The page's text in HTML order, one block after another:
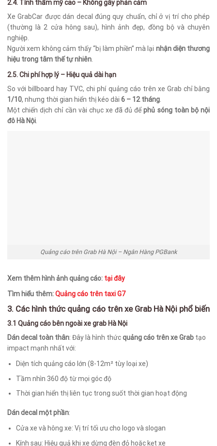
2.4. Tính thẩm mỹ cao – Không gây phản cảm
Xe GrabCar được dán decal đúng quy chuẩn, chỉ ở vị trí cho phép
(thường là 2 cửa hông sau), hình ảnh đẹp, đồng bộ và chuyên
nghiệp.
Người xem không cảm thấy “bị làm phiền” mà lại nhận diện thương
hiệu trong tâm thế tự nhiên
2.5. Chi phí hợp lý – Hiệu quả dài hạn
So với billboard hay TVC, chi phí quảng cáo trên xe Grab chỉ bằng
1/10, nhưng thời gian hiển thị kéo dài 6 – 12 tháng
Một chiến dịch chỉ cần vài chục xe đã đủ đểphủ sóng toàn bộ nội
đô Hà Nội
Quảng cáo trên Grab Hà Nội – Ngân Hàng PGBank
Xem thêm hình ảnh quảng cáo: tại đây
Tìm hiểu thêm:Quảng cáo trên taxi G7
3. Các hình thức quảng cáo trên xe Grab Hà Nội phổ biến
3.1 Quảng cáo bên ngoài xe grab Hà Nội
Dán decal toàn thân: Đây là hình thứcquảng cáo trên xe Grab tạo
impact mạnh nhất với:
Diện tích quảng cáo lớn (8-12m² tùy loại xe)
Tầm nhìn 360 độ từ mọi góc độ
Thời gian hiển thị liên tục trong suốt thời gian hoạt động
Dán decal một phần:
Cửa xe và hông xe: Vị trí tối ưu cho logo và slogan
Kính sau: Hiệu quả khi xe dừng đèn đỏ hoặc kẹt xe